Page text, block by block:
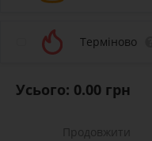
Терміново
Усього: 0.00 грн